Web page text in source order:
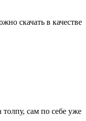
скачать в качестве
сам по себе уже